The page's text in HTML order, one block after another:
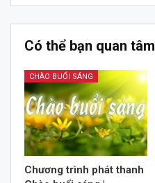
Có thể bạn quan tâm
CHÀO BUỔI SÁNG
Chương trình phát thanh